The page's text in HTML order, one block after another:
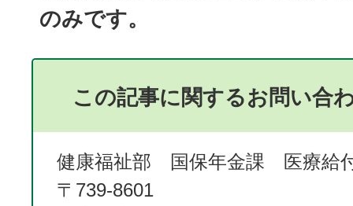
のみです。
この記事に関するお問い合
健康福祉部 国保年金課 医療給
〒739-8601